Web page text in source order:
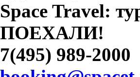
Space Travel:
ПОЕХАЛИ!
7(495) 989-2000